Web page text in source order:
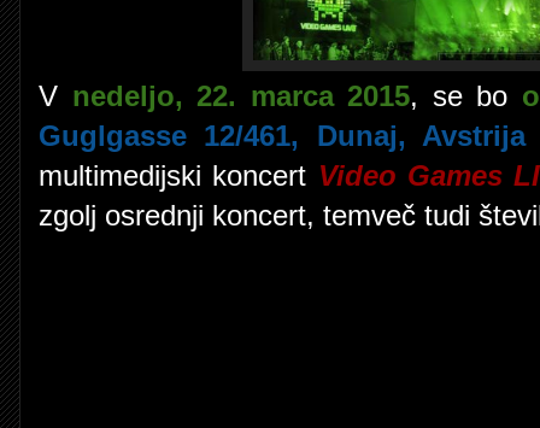
V nedeljo, 22. marca 2015, se bo
Guglgasse 12/461, Dunaj, Avstrija
multimedijski koncert Video Games
zgolj osrednji koncert, temveč tudi